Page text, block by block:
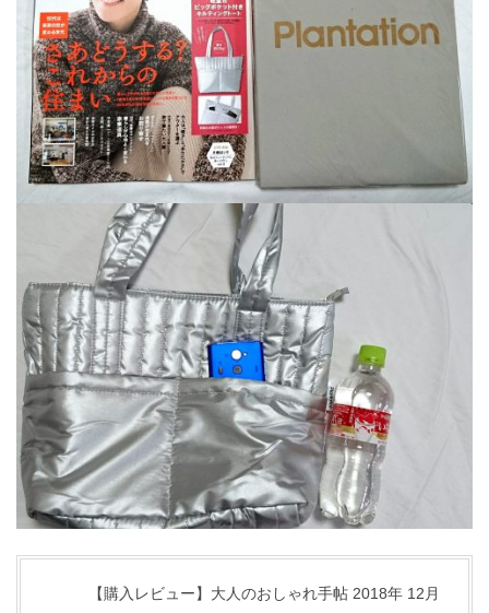
【購入レビュー】大人のおしゃれ手帖 2018年 12月